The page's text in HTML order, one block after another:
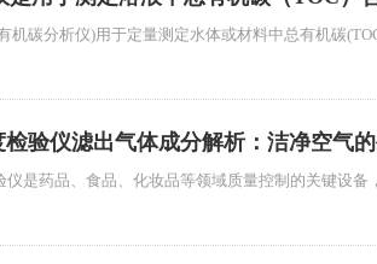
机碳分析仪)用于定量测定水体或材料中总有机碳
验仪滤出气体成分解析：洁净空气
仪是药品、食品、化妆品等领域质量控制的关键设备